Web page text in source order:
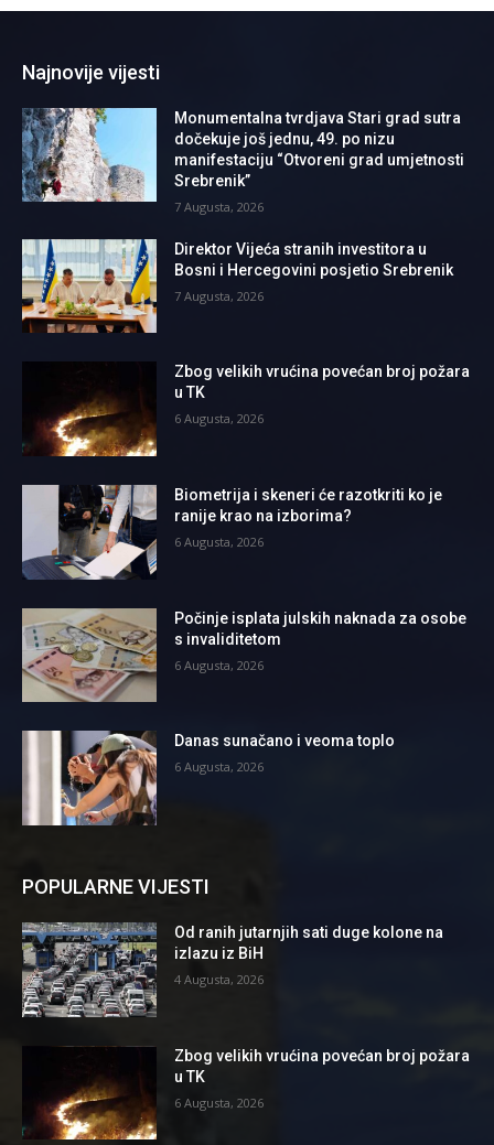
Najnovije vijesti
Monumentalna tvrdjava Stari grad sutra
dočekuje još jednu, 49. po nizu
manifestaciju “Otvoreni grad umjetnosti
Srebrenik”
7 Augusta, 2026
Direktor Vijeća stranih investitora u
Bosni i Hercegovini posjetio Srebrenik
7 Augusta, 2026
Zbog velikih vrućina povećan broj požara
u TK
6 Augusta, 2026
Biometrija i skeneri će razotkriti ko je
ranije krao na izborima?
6 Augusta, 2026
Počinje isplata julskih naknada za osobe
s invaliditetom
6 Augusta, 2026
Danas sunačano i veoma toplo
6 Augusta, 2026
POPULARNE VIJESTI
Od ranih jutarnjih sati duge kolone na
izlazu iz BiH
4 Augusta, 2026
Zbog velikih vrućina povećan broj požara
u TK
6 Augusta, 2026